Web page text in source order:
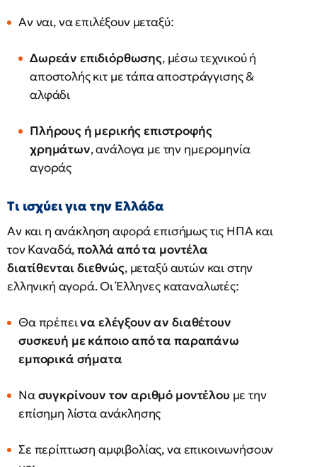
Αν ναι, να επιλέξουν μεταξύ:
Δωρεάν επιδιόρθωσης, μέσω τεχνικού ή
αποστολής κιτ με τάπα αποστράγγισης &
αλφάδι
Πλήρους ή μερικής επιστροφής
χρημάτων, ανάλογα με την ημερομηνία
αγοράς
Τι ισχύει για την Ελλάδα
Αν και η ανάκληση αφορά επισήμως τις ΗΠΑ και
τον Καναδά,πολλά από τα μοντέλα
διατίθενται διεθνώς, μεταξύ αυτών και στην
ελληνική αγορά. Οι Έλληνες καταναλωτές:
Θα πρέπεινα ελέγξουν αν διαθέτουν
συσκευή με κάποιο από τα παραπάνω
εμπορικά σήματα
Νασυγκρίνουν τον αριθμό μοντέλου με την
επίσημη λίστα ανάκλησης
Σε περίπτωση αμφιβολίας, να επικοινωνήσουν